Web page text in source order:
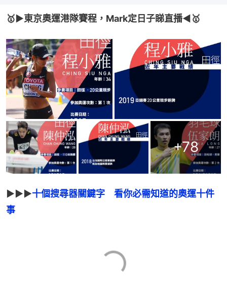
🥇▶️東京奧運港隊賽程，Mark定日子睇直播◀️🥇
+78
▶▶▶十個搜尋器關鍵字　看你必需知道的奧運十件
事